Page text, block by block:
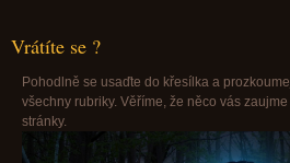
Vrátíte se ?
Pohodlně se usaďte do křesílka a
všechny rubriky. Věříme, že něco vás
stránky.